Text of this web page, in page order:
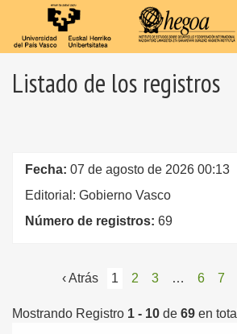
Listado de los registros
Fecha: 07 de agosto de 2026 00:13
Editorial: Gobierno Vasco
Número de registros: 69
‹ Atrás 1 2 3 … 6 7
Mostrando Registro 1 - 10 de 69 en total